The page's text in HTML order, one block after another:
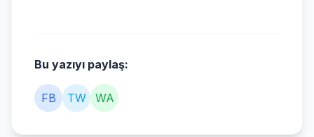
Bu yazıyı paylaş:
FB TW WA